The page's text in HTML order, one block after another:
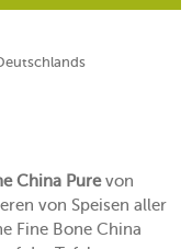
China Purevon
von Speisen aller
Fine Bone China